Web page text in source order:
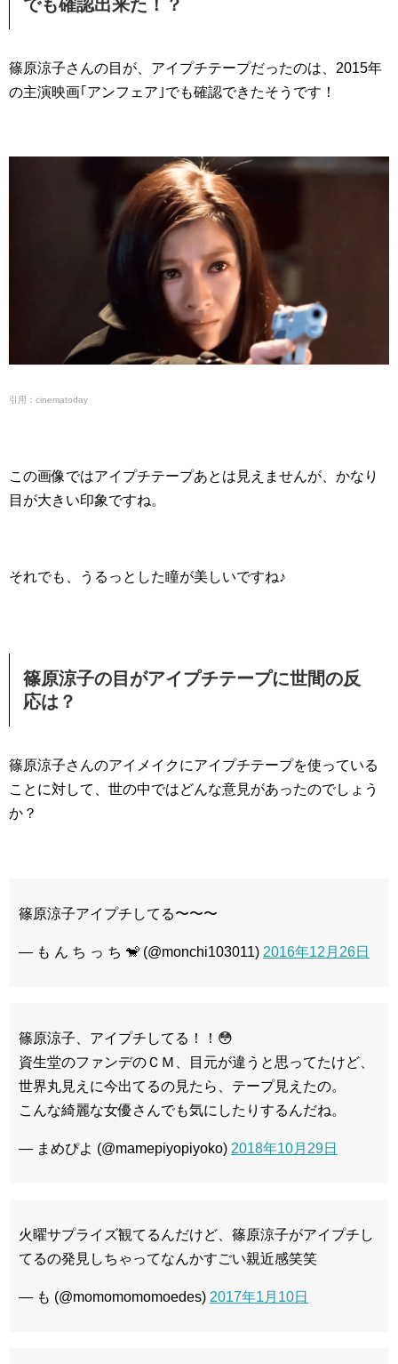
でも確認出来た！？
篠原涼子さんの目が、アイプチテープだったのは、2015年
の主演映画｢アンフェア｣でも確認できたそうです！
引用：cinematoday
この画像ではアイプチテープあとは見えませんが、かなり
目が大きい印象ですね。
それでも、うるっとした瞳が美しいですね♪
篠原涼子の目がアイプチテープに世間の反
応は？
篠原涼子さんのアイメイクにアイプチテープを使っている
ことに対して、世の中ではどんな意見があったのでしょう
か？
篠原涼子アイプチしてる〜〜〜
— も ん ち っ ち 🐒 (@monchi103011) 2016年12月26日
篠原涼子、アイプチしてる！！😳
資生堂のファンデのＣＭ、目元が違うと思ってたけど、
世界丸見えに今出てるの見たら、テープ見えたの。
こんな綺麗な女優さんでも気にしたりするんだね。
— まめぴよ (@mamepiyopiyoko) 2018年10月29日
火曜サプライズ観てるんだけど、篠原涼子がアイプチし
てるの発見しちゃってなんかすごい親近感笑笑
— も (@momomomomoedes) 2017年1月10日